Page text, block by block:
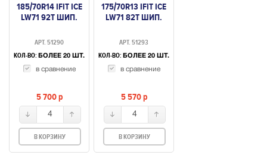
185/70R14 IFIT ICE
LW71 92T ШИП.
АРТ. 51290
КОЛ-ВО: БОЛЕЕ 20 ШТ.
в сравнение
5 700p
4
В КОРЗИНУ
175/70R13 IFIT ICE
LW71 82T ШИП.
АРТ. 51293
КОЛ-ВО: БОЛЕЕ 20 ШТ.
в сравнение
5 570p
4
В КОРЗИНУ